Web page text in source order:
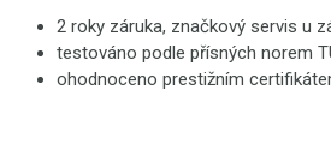
2 roky záruka, značkový servis u
testováno podle přísných norem
ohodnoceno prestižním